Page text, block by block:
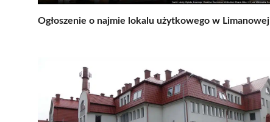
Ogłoszenie o najmie lokalu użytkowego w Limanowej